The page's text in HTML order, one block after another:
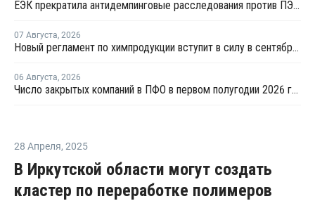
ЕЭК прекратила антидемпинговые расследования против ПЭ и ПП из Азербайджана и Туркменистана
07 Августа, 2026
Новый регламент по химпродукции вступит в силу в сентябре 2027 года
06 Августа, 2026
Число закрытых компаний в ПФО в первом полугодии 2026 года вдвое превысило число новых
28 Апреля, 2025
В Иркутской области могут создать
кластер по переработке полимеров